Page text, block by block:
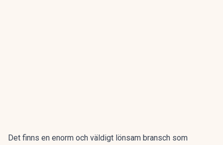
Det finns en enorm och väldigt lönsam bransch som